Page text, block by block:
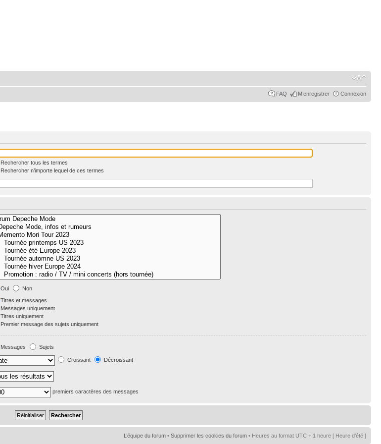
FAQ M’enregistrer Connexion
Rechercher tous les termes
Rechercher n’importe lequel de ces termes
Oui
Non
Titres et messages
Messages uniquement
Titres uniquement
Premier message des sujets uniquement
Messages
Sujets
Croissant Décroissant
premiers caractères des messages
L’équipe du forum • Supprimer les cookies du forum • Heures au format UTC + 1 heure [ Heure d’été ]